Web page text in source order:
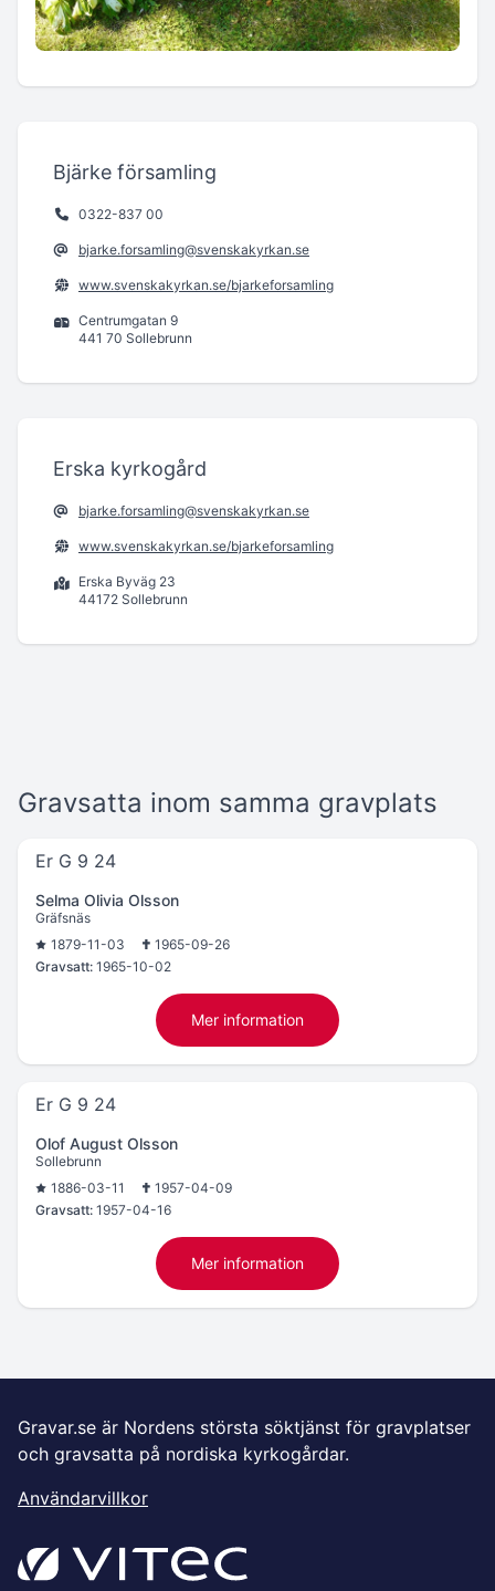
Bjärke församling
0322-837 00
bjarke.forsamling@svenskakyrkan.se
www.svenskakyrkan.se/bjarkeforsamling
Centrumgatan 9
441 70 Sollebrunn
Erska kyrkogård
bjarke.forsamling@svenskakyrkan.se
www.svenskakyrkan.se/bjarkeforsamling
Erska Byväg 23
44172 Sollebrunn
Gravsatta inom samma gravplats
Er G 9 24
Selma Olivia Olsson
Gräfsnäs
1879-11-03
1965-09-26
Gravsatt: 1965-10-02
Mer information
Er G 9 24
Olof August Olsson
Sollebrunn
1886-03-11
1957-04-09
Gravsatt: 1957-04-16
Mer information
Gravar.se är Nordens största söktjänst för gravplatser
och gravsatta på nordiska kyrkogårdar.
Användarvillkor